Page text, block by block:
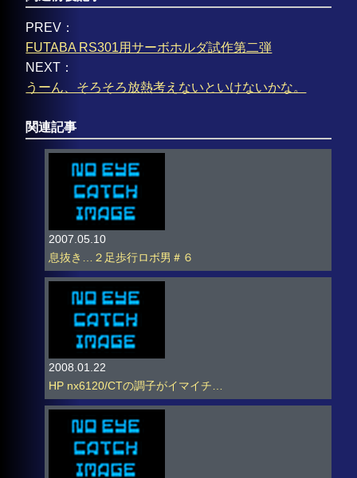
PREV：
FUTABA RS301用サーボホルダ試作第二弾
NEXT：
うーん、そろそろ放熱考えないといけないかな。
関連記事
2007.05.10
息抜き…２足歩行ロボ男＃６
2008.01.22
HP nx6120/CTの調子がイマイチ…